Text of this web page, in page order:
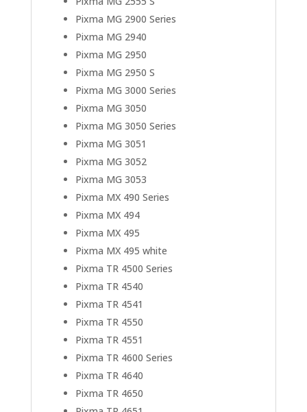
Pixma MG 2900 Series
Pixma MG 2940
Pixma MG 2950
Pixma MG 2950 S
Pixma MG 3000 Series
Pixma MG 3050
Pixma MG 3050 Series
Pixma MG 3051
Pixma MG 3052
Pixma MG 3053
Pixma MX 490 Series
Pixma MX 494
Pixma MX 495
Pixma MX 495 white
Pixma TR 4500 Series
Pixma TR 4540
Pixma TR 4541
Pixma TR 4550
Pixma TR 4551
Pixma TR 4600 Series
Pixma TR 4640
Pixma TR 4650